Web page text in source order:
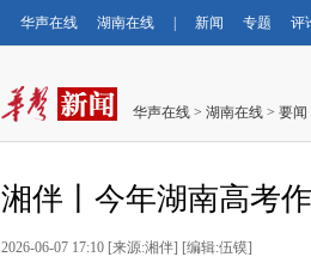
华声在线 湖南在线 新闻 专题 评
华声在线 > 湖南在线 > 要闻
湘伴丨今年湖南高考
2026-06-07 17:10 [来源:湘伴] [编辑:伍镆]